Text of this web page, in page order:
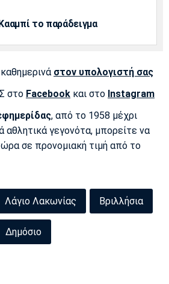
το παράδειγμα
στον υπολογιστή σας
στο Facebook και στο Instagram
, από το 1958 μέχρι
αθλητικά γεγονότα, μπορείτε να
σε προνομιακή τιμή από το
Λάγιο Λακωνίας Βριλλήσια
Δημόσιο